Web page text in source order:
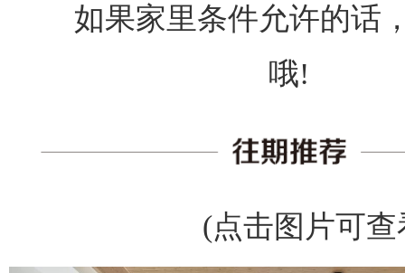
如果家里条件允许的话
哦!
(点击图片可查